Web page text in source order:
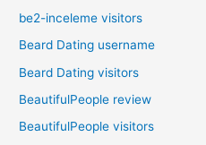
be2-inceleme visitors
Beard Dating username
Beard Dating visitors
BeautifulPeople review
BeautifulPeople visitors